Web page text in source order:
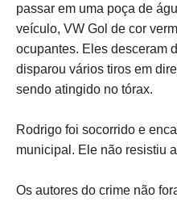
passar em uma poça de
veículo, VW Gol de cor
ocupantes. Eles desceram
disparou vários tiros em
sendo atingido no tórax.
Rodrigo foi socorrido e
municipal. Ele não resistiu
Os autores do crime não